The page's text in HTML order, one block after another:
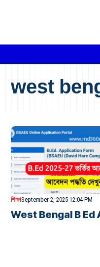
west
শিক্ষাSeptember 2, 2025 12:04 PM
West Bengal B Ed